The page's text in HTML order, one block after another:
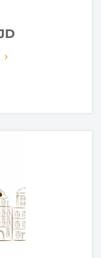
keyboard_arrow_right